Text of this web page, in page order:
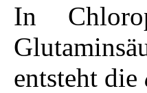
In
entsteht die